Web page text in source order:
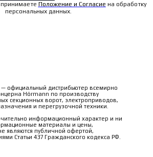
Положение и Согласие на обработку
персональных данных.
— официальный дистрибьютер всемирно
Hörmann по производству
секционных ворот, электроприводов,
и перегрузочной техники.
информационный характер и ни
материалы и цены,
являются публичной офертой,
Статьи 437 Гражданского кодекса РФ.